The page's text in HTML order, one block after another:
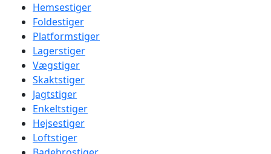
Hemsestiger
Foldestiger
Platformstiger
Lagerstiger
Vægstiger
Skaktstiger
Jagtstiger
Enkeltstiger
Hejsestiger
Loftstiger